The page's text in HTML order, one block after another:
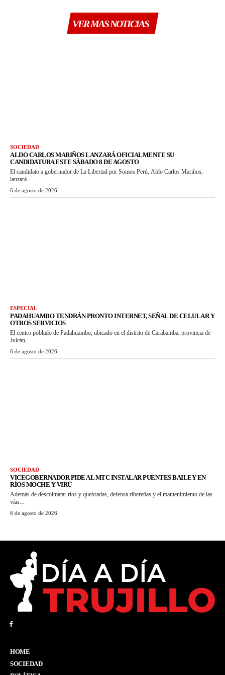
VER MAS NOTICIAS
SOCIEDAD
ALDO CARLOS MARIÑOS LANZARÁ OFICIALMENTE SU
CANDIDATURA ESTE SÁBADO 8 DE AGOSTO
El candidato a gobernador de La Libertad por Somos Perú, Aldo Carlos Mariños,
lanzará...
6 de agosto de 2026
ESPECIAL
PADAHUAMBO TENDRÁN PRONTO INTERNET, SEÑAL DE CELULAR Y
OTROS SERVICIOS
El centro poblado de Padahuambo, ubicado en el distrito de Carabamba, provincia de
Julcán,...
6 de agosto de 2026
SOCIEDAD
VICEGOBERNADOR PIDE AL MTC INSTALAR PUENTES BAILEY EN
RÍOS MOCHE Y VIRÚ
Además de descolmatar ríos y quebradas, defensa ribereñas y el mantenimiento de las
vías...
6 de agosto de 2026
HOME
SOCIEDAD